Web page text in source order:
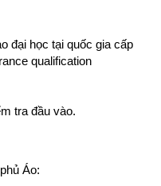
đại học tại quốc gia cấp
qualification
tra đầu vào.
Áo: